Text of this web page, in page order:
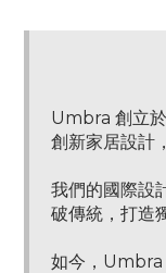
Umbra 創立
創新家居設計
我們的國際設
破傳統，打造
如今，Umbra